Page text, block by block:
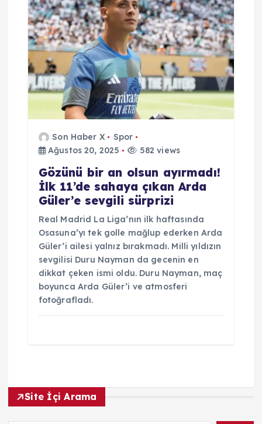
Son Haber X
Spor
Ağustos 20, 2025
582 views
Gözünü bir an olsun ayırmadı!
İlk 11’de sahaya çıkan Arda
Güler’e sevgili sürprizi
Real Madrid La Liga’nın ilk haftasında
Osasuna’yı tek golle mağlup ederken Arda
Güler’i ailesi yalnız bırakmadı. Milli yıldızın
sevgilisi Duru Nayman da gecenin en
dikkat çeken ismi oldu. Duru Nayman, maç
boyunca Arda Güler’i ve atmosferi
fotoğrafladı.
Site İçi Arama